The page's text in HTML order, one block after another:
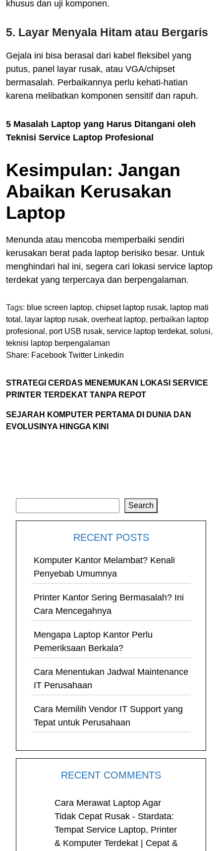
khusus dan uji komponen.
5. Layar Menyala Hitam atau Bergaris
Gejala ini bisa berasal dari kabel fleksibel yang
putus, panel layar rusak, atau VGA/chipset
bermasalah. Perbaikannya perlu kehati-hatian
karena melibatkan komponen sensitif dan rapuh.
5 Masalah Laptop yang Harus Ditangani oleh
Teknisi Service Laptop Profesional
Kesimpulan: Jangan
Abaikan Kerusakan
Laptop
Menunda atau mencoba memperbaiki sendiri
kerusakan berat pada laptop berisiko besar. Untuk
menghindari hal ini, segera cari lokasi service laptop
terdekat yang terpercaya dan berpengalaman.
Tags: blue screen laptop, chipset laptop rusak, laptop mati
total , layar laptop rusak, overheat laptop, perbaikan laptop
profesional , port USB rusak, service laptop terdekat, solusi,
teknisi laptop berpengalaman
Share: Facebook Twitter Linkedin
STRATEGI CERDAS MENEMUKAN LOKASI SERVICE
PRINTER TERDEKAT TANPA REPOT
SEJARAH KOMPUTER PERTAMA DI DUNIA DAN
EVOLUSINYA HINGGA KINI
Search
RECENT POSTS
Komputer Kantor Melambat? Kenali
Penyebab Umumnya
Printer Kantor Sering Bermasalah? Ini
Cara Mencegahnya
Mengapa Laptop Kantor Perlu
Pemeriksaan Berkala?
Cara Menentukan Jadwal Maintenance
IT Perusahaan
Cara Memilih Vendor IT Support yang
Tepat untuk Perusahaan
RECENT COMMENTS
Cara Merawat Laptop Agar
Tidak Cepat Rusak - Stardata:
Tempat Service Laptop, Printer
& Komputer Terdekat | Cepat &